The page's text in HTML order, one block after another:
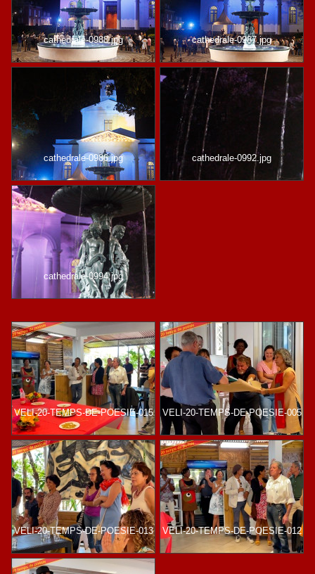
cathedrale-0988.jpg cathedrale-0987.jpg
cathedrale-0986.jpg cathedrale-0992.jpg
cathedrale-0994.jpg
VELI-20-TEMPS-DE-POESIE-015 VELI-20-TEMPS-DE-POESIE-005
VELI-20-TEMPS-DE-POESIE-013 VELI-20-TEMPS-DE-POESIE-012